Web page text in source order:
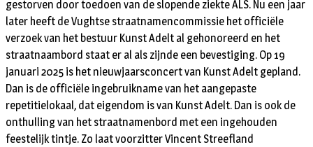
gestorven door toedoen van de slopende ziekte ALS. Nu een jaar
later heeft de Vughtse straatnamencommissie het officiële
verzoek van het bestuur Kunst Adelt al gehonoreerd en het
straatnaambord staat er al als zijnde een bevestiging. Op 19
januari 2025 is het nieuwjaarsconcert van Kunst Adelt gepland.
Dan is de officiële ingebruikname van het aangepaste
repetitielokaal, dat eigendom is van Kunst Adelt. Dan is ook de
onthulling van het straatnamenbord met een ingehouden
feestelijk tintje. Zo laat voorzitter Vincent Streefland